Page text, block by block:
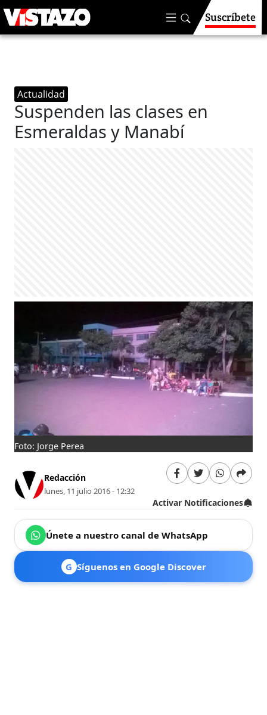
Suscríbete
Actualidad
Suspenden las clases en
Esmeraldas y Manabí
Foto: Jorge Perea
Redacción
lunes, 11 julio 2016 - 12:32
Activar Notificaciones
Únete a nuestro canal de WhatsApp
G Síguenos en Google Discover